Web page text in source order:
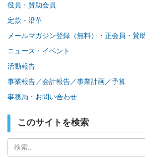
役員・賛助会員
定款・沿革
メールマガジン登録（無料）・正会員・賛
ニュース・イベント
活動報告
事業報告／会計報告／事業計画／予算
事務局・お問い合わせ
このサイトを検索
索: